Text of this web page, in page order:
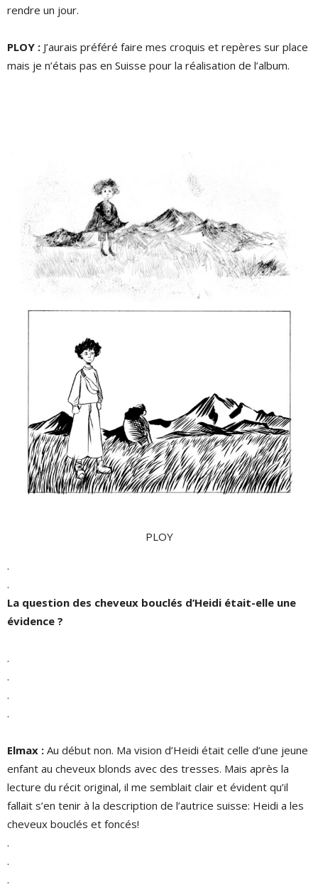
rendre un jour.
PLOY : J’aurais préféré faire mes croquis et repères sur place
mais je n’étais pas en Suisse pour la réalisation de l’album.
PLOY
.
.
La question des cheveux bouclés d’Heidi était-elle une
évidence ?
.
.
.
.
Elmax : Au début non. Ma vision d’Heidi était celle d’une jeune
enfant au cheveux blonds avec des tresses. Mais après la
lecture du récit original, il me semblait clair et évident qu’il
fallait s’en tenir à la description de l’autrice suisse: Heidi a les
cheveux bouclés et foncés!
.
.
.